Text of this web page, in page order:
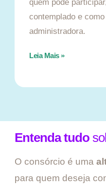
quem pode
contemplado e
administradora.
Leia Mais »
Entenda tudo
O consórcio é uma
para quem deseja